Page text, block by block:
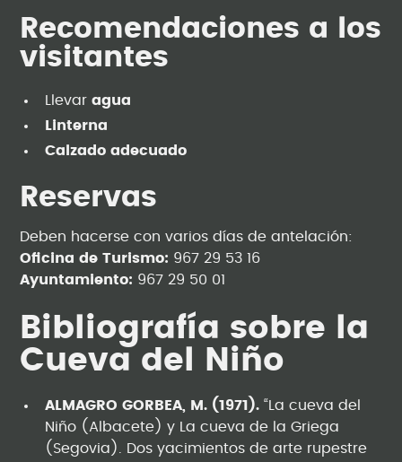
Recomendaciones a los
visitantes
Llevaragua
Linterna
Calzado adecuado
Reservas
Deben hacerse con varios días de antelación:
Oficina de Turismo: 967 29 53 16
Ayuntamiento: 967 29 50 01
Bibliografía sobre la
Cueva del Niño
ALMAGRO GORBEA, M. (1971). “La cueva del
Niño (Albacete) y La cueva de la Griega
(Segovia). Dos yacimientos de arte rupestre